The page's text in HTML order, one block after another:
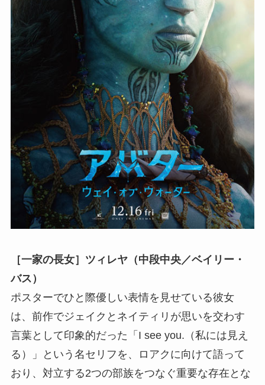
［一家の長女］ツィレヤ（中段中央／ベイリー・
バス）
ポスターでひと際優しい表情を見せている彼女
は、前作でジェイクとネイティリが思いを交わす
言葉として印象的だった「I see you.（私には見え
る）」という名セリフを、ロアクに向けて語って
おり、対立する2つの部族をつなぐ重要な存在とな